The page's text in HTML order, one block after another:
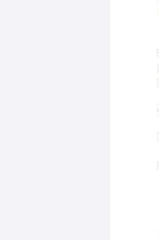
Workshopok,